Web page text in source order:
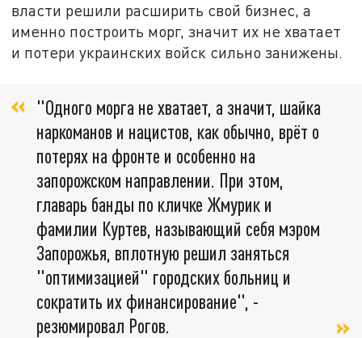
власти решили расширить свой бизнес, а
именно построить морг, значит их не хватает
и потери украинских войск сильно занижены.
"Одного морга не хватает, а значит, шайка
наркоманов и нацистов, как обычно, врёт о
потерях на фронте и особенно на
запорожском направлении. При этом,
главарь банды по кличке Жмурик и
фамилии Куртев, называющий себя мэром
Запорожья, вплотную решил заняться
"оптимизацией" городских больниц и
сократить их финансирование", -
резюмировал Рогов.